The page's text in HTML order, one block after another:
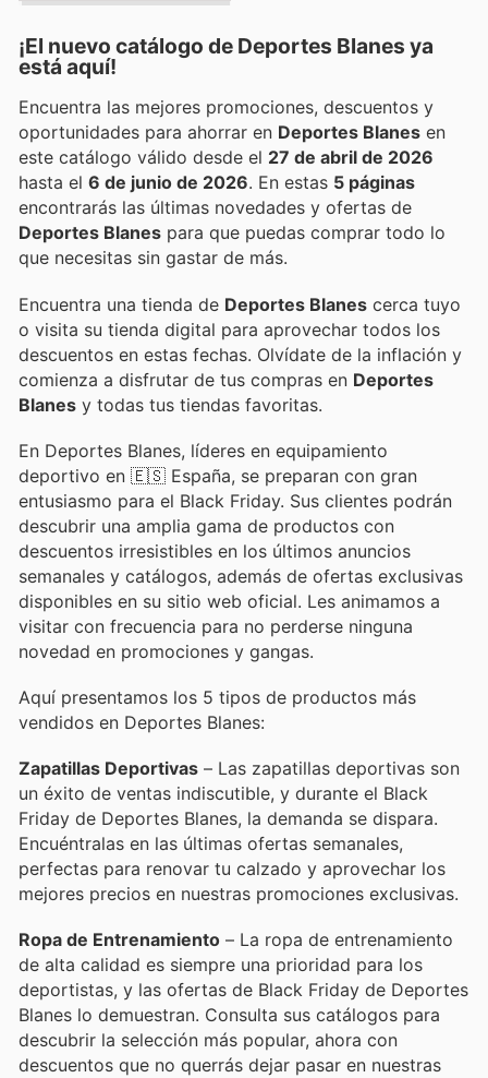
¡El nuevo catálogo de Deportes Blanes ya
está aquí!
Encuentra las mejores promociones, descuentos y
oportunidades para ahorrar en Deportes Blanes en
este catálogo válido desde el 27 de abril de 2026
hasta el 6 de junio de 2026 . En estas 5 páginas
encontrarás las últimas novedades y ofertas de
Deportes Blanes para que puedas comprar todo lo
que necesitas sin gastar de más.
Encuentra una tienda de Deportes Blanes cerca tuyo
o visita su tienda digital para aprovechar todos los
descuentos en estas fechas. Olvídate de la inflación y
comienza a disfrutar de tus compras en Deportes
Blanes y todas tus tiendas favoritas.
En Deportes Blanes, líderes en equipamiento
deportivo en 🇪🇸 España, se preparan con gran
entusiasmo para el Black Friday. Sus clientes podrán
descubrir una amplia gama de productos con
descuentos irresistibles en los últimos anuncios
semanales y catálogos, además de ofertas exclusivas
disponibles en su sitio web oficial. Les animamos a
visitar con frecuencia para no perderse ninguna
novedad en promociones y gangas.
Aquí presentamos los 5 tipos de productos más
vendidos en Deportes Blanes:
Zapatillas Deportivas – Las zapatillas deportivas son
un éxito de ventas indiscutible, y durante el Black
Friday de Deportes Blanes, la demanda se dispara.
Encuéntralas en las últimas ofertas semanales,
perfectas para renovar tu calzado y aprovechar los
mejores precios en nuestras promociones exclusivas.
Ropa de Entrenamiento – La ropa de entrenamiento
de alta calidad es siempre una prioridad para los
deportistas, y las ofertas de Black Friday de Deportes
Blanes lo demuestran. Consulta sus catálogos para
descubrir la selección más popular, ahora con
descuentos que no querrás dejar pasar en nuestras